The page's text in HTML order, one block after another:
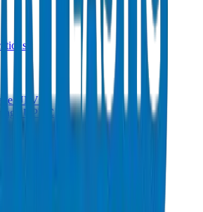
UPVC
UPVC
Pression
Pression
40
PVC